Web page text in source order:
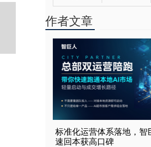
作者文章
标准化运营体系落地，智
速回本获高口碑